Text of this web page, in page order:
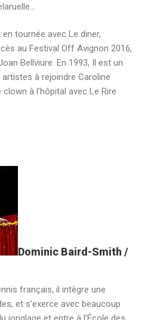
tournée avec Le diner,
au Festival Off Avignon 2016,
Bellviure. En 1993, Il est un
à rejoindre Caroline
à l’hôpital avec Le Rire
Dominic Baird-Smith /
français, il intègre une
et s’exerce avec beaucoup